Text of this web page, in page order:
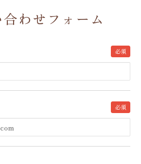
わせフォーム
必須
必須